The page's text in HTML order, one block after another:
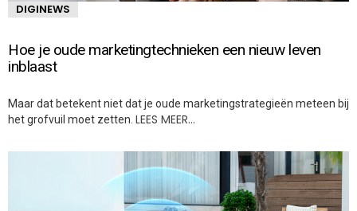
DIGINEWS
Hoe je oude marketingtechnieken een nieuw leven
inblaast
Maar dat betekent niet dat je oude marketingstrategieën meteen bij
het grofvuil moet zetten. LEES MEER…